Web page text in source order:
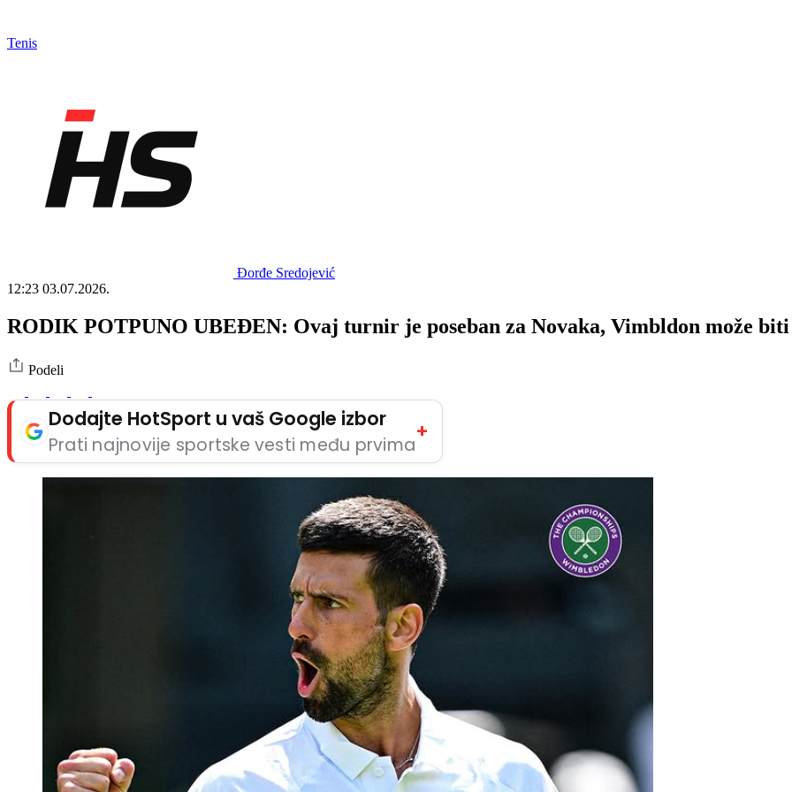
Tenis
Đorđe Sredojević
12:23 03.07.2026.
RODIK POTPUNO UBEĐEN: Ovaj turnir je poseban za Novaka, Vimbldon može biti
Podeli
Dodajte HotSport u vaš Google izbor
Prati najnovije sportske vesti među prvima
+